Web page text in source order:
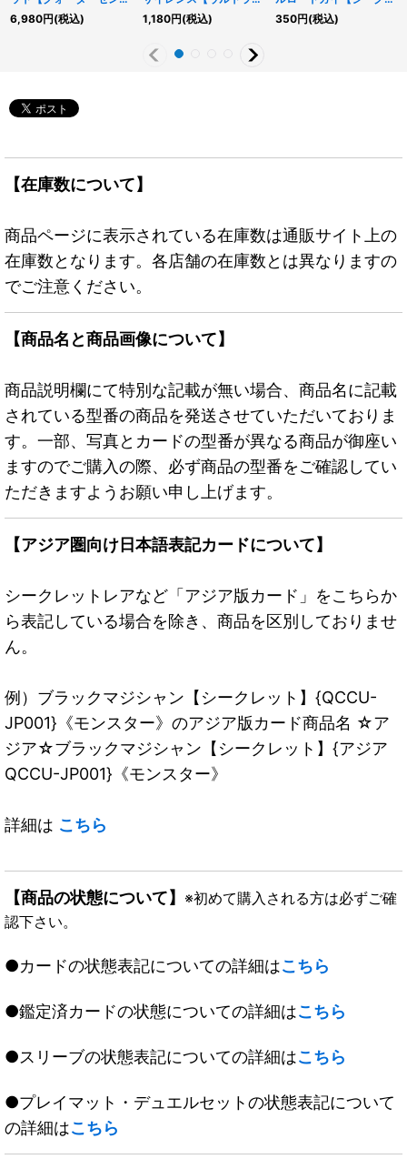
ュリーシークレット】
{アジアINFO-JP014}
6,980円(税込)
ラレル】{24YJ-JPT01}
《魔法》
1,180円(税込)
ット】{BETB-JP022}
《モンスター》
350円(税込)
【在庫数について】
商品ページに表示されている在庫数は通販サイト上の
在庫数となります。各店舗の在庫数とは異なりますの
でご注意ください。
【商品名と商品画像について】
商品説明欄にて特別な記載が無い場合、商品名に記載
されている型番の商品を発送させていただいておりま
す。一部、写真とカードの型番が異なる商品が御座い
ますのでご購入の際、必ず商品の型番をご確認してい
ただきますようお願い申し上げます。
【アジア圏向け日本語表記カードについて】
シークレットレアなど「アジア版カード」をこちらか
ら表記している場合を除き、商品を区別しておりませ
ん。
例）ブラックマジシャン【シークレット】{QCCU-
JP001}《モンスター》のアジア版カード商品名 ☆ア
ジア☆ブラックマジシャン【シークレット】{アジア
QCCU-JP001}《モンスター》
詳細は こちら
【商品の状態について】 ※初めて購入される方は必ずご確
認下さい。
●カードの状態表記についての詳細はこちら
●鑑定済カードの状態についての詳細はこちら
●スリーブの状態表記についての詳細はこちら
●プレイマット・デュエルセットの状態表記について
の詳細はこちら